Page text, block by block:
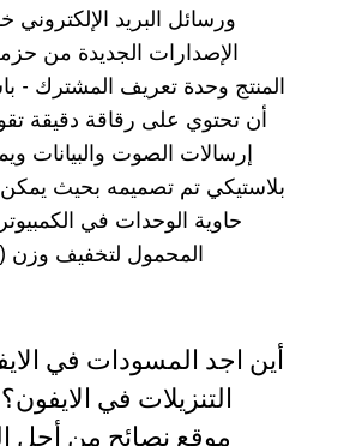
ورسائل البريد
الإصدارات الجديدة من
المنتج ﻭﺣﺪﺓ ﺗﻌﺮﻳﻒ ﺍﻟﻤﺸﺘﺮﻙ -
ﺑﻼﺳﺘﻴﻜﻲ ﺗﻢ ﺗﺼﻤﻴﻤﻪ ﺑﺤﻴﺚ ﻳﻤﻜﻦ
ﺣﺎﻭﻳﺔ ﺍﻟﻮﺣﺪﺍﺕ ﻓﻲ
ﺍﻟﻤﺤﻤﻮﻝ ﻟﺘﺨﻔﻴﻒ ﻭﺯﻥ
أين اجد المسودات في
التنزيلات في
موقع نصائح من أجل